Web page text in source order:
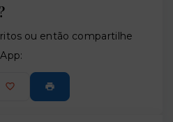
ou então compartilhe